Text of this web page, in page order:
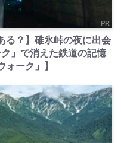
PR
る？】碓氷峠の夜に出会
」で消えた鉄道の記憶
ーク」】